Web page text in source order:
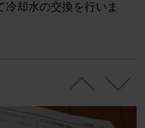
却水の交換を行いま